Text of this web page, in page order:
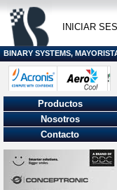
INICIAR
BINARY SYSTEMS,
Productos
Nosotros
Contacto